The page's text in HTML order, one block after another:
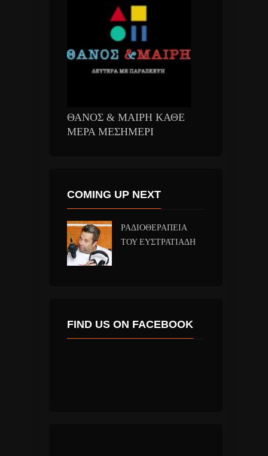
ΘΑΝΟΣ & ΜΑΙΡΗ ΚΑΘΕ
ΜΕΡΑ ΜΕΣΗΜΕΡΙ
COMING UP NEXT
ΡΑΔΙΟΘΕΡΑΠΕΙΑ
ΤΟΥ ΕΥΣΤΡΑΤΙΑΔΗ
FIND US ON FACEBOOK